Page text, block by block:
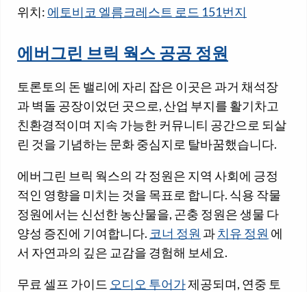
위치: 에토비코 엘름크레스트 로드 151번지
에버그린 브릭 웍스 공공 정원
토론토의 돈 밸리에 자리 잡은 이곳은 과거 채석장
과 벽돌 공장이었던 곳으로, 산업 부지를 활기차고
친환경적이며 지속 가능한 커뮤니티 공간으로 되살
린 것을 기념하는 문화 중심지로 탈바꿈했습니다.
에버그린 브릭 웍스의 각 정원은 지역 사회에 긍정
적인 영향을 미치는 것을 목표로 합니다. 식용 작물
정원에서는 신선한 농산물을, 곤충 정원은 생물 다
양성 증진에 기여합니다. 코너 정원 과치유 정원 에
서 자연과의 깊은 교감을 경험해 보세요.
무료 셀프 가이드 오디오 투어가제공되며, 연중 토